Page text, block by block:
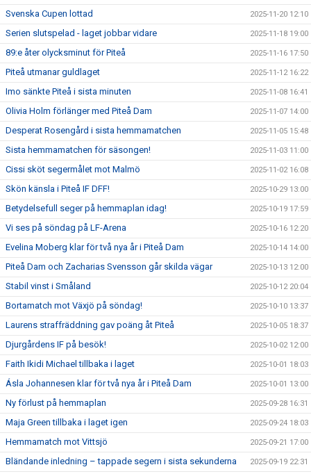
Svenska Cupen lottad 2025-11-20 12:10
Serien slutspelad - laget jobbar vidare 2025-11-18 19:00
89:e åter olycksminut för Piteå 2025-11-16 17:50
Piteå utmanar guldlaget 2025-11-12 16:22
Imo sänkte Piteå i sista minuten 2025-11-08 16:41
Olivia Holm förlänger med Piteå Dam 2025-11-07 14:00
Desperat Rosengård i sista hemmamatchen 2025-11-05 15:48
Sista hemmamatchen för säsongen! 2025-11-03 11:00
Cissi sköt segermålet mot Malmö 2025-11-02 16:08
Skön känsla i Piteå IF DFF! 2025-10-29 13:00
Betydelsefull seger på hemmaplan idag! 2025-10-19 17:59
Vi ses på söndag på LF-Arena 2025-10-16 12:20
Evelina Moberg klar för två nya år i Piteå Dam 2025-10-14 14:00
Piteå Dam och Zacharias Svensson går skilda vägar 2025-10-13 12:00
Stabil vinst i Småland 2025-10-12 20:04
Bortamatch mot Växjö på söndag! 2025-10-10 13:37
Laurens straffräddning gav poäng åt Piteå 2025-10-05 18:37
Djurgårdens IF på besök! 2025-10-02 12:00
Faith Ikidi Michael tillbaka i laget 2025-10-01 18:03
Ásla Johannesen klar för två nya år i Piteå Dam 2025-10-01 13:00
Ny förlust på hemmaplan 2025-09-28 16:31
Maja Green tillbaka i laget igen 2025-09-24 18:03
Hemmamatch mot Vittsjö 2025-09-21 17:00
Bländande inledning – tappade segern i sista sekunderna 2025-09-19 22:31